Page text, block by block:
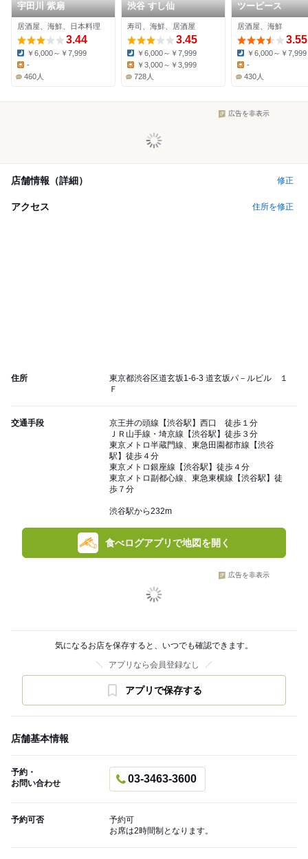
宇田川 紫扇
居酒屋、海鮮、日本料理
3.44
Dinner:
￥6,000～￥7,999
-
460人
渋谷 すし仙
寿司、海鮮、居酒屋
3.45
Dinner:
￥6,000～￥7,999
￥3,000～￥3,999
728人
ツーピース
居酒屋、海鮮
3.55
Dinner:
￥6,000～￥7,999
-
430人
広告を非表示
店舗情報（詳細） 修正
アクセス 住所を修正
住所
東京都渋谷区道玄坂1-6-3 道玄坂パ－ルビル １
Ｆ
交通手段
京王井の頭線【渋谷駅】西口 徒歩１分
ＪＲ山手線・埼京線【渋谷駅】徒歩３分
東京メトロ半蔵門線、東急田園都市線【渋谷
駅】徒歩４分
東京メトロ銀座線【渋谷駅】徒歩４分
東京メトロ副都心線、東急東横線【渋谷駅】徒
歩７分
渋谷駅から232m
食べログアプリで地図を開く
広告を非表示
気になるお店を保存すると、いつでも確認できます。
アプリなら会員登録なし
アプリで保存する
店舗基本情報
予約・
お問い合わせ
03-3463-3600
予約可否
予約可
お席は2時間制となります。